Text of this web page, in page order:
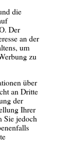
die
Der
an der
um
zu
über
an Dritte
der
Ihrer
Sie jedoch